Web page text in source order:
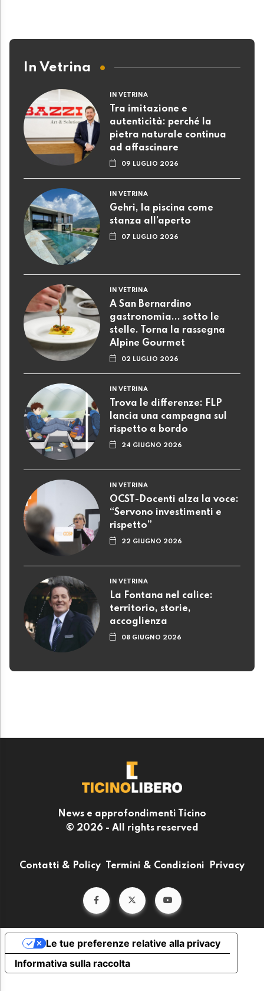
In Vetrina
IN VETRINA
Tra imitazione e
autenticità: perché la
pietra naturale continua
ad affascinare
09 LUGLIO 2026
IN VETRINA
Gehri, la piscina come
stanza all’aperto
07 LUGLIO 2026
IN VETRINA
A San Bernardino
gastronomia... sotto le
stelle. Torna la rassegna
Alpine Gourmet
02 LUGLIO 2026
IN VETRINA
Trova le differenze: FLP
lancia una campagna sul
rispetto a bordo
24 GIUGNO 2026
IN VETRINA
OCST-Docenti alza la voce:
“Servono investimenti e
rispetto”
22 GIUGNO 2026
IN VETRINA
La Fontana nel calice:
territorio, storie,
accoglienza
08 GIUGNO 2026
News e approfondimenti Ticino
© 2026 - All rights reserved
Contatti & Policy Termini & Condizioni Privacy
Informativa sulla raccolta
Le tue preferenze relative alla privacy